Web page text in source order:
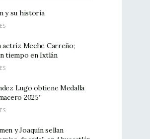
y su historia
actriz Meche Carreño;
tiempo en Ixtlán
Lugo obtiene Medalla
2025”
y Joaquín sellan